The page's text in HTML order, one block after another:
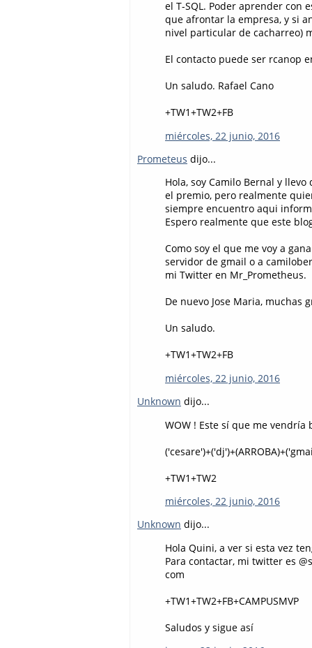
el T-SQL. Poder aprender con
que afrontar la empresa, y si
nivel particular de cacharreo)
El contacto puede ser rcanop
Un saludo. Rafael Cano
+TW1+TW2+FB
miércoles, 22 junio, 2016
Prometeus dijo...
Hola, soy Camilo Bernal y
el premio, pero realmente
siempre encuentro aqui
Espero realmente que este
Como soy el que me voy a
servidor de gmail o a
mi Twitter en Mr_Prometheus.
De nuevo Jose Maria, muchas
Un saludo.
+TW1+TW2+FB
miércoles, 22 junio, 2016
Unknown dijo...
WOW ! Este sí que me
+TW1+TW2
miércoles, 22 junio, 2016
Unknown dijo...
Hola Quini, a ver si esta vez
Para contactar, mi twitter es
com
+TW1+TW2+FB+CAMPUSMVP
Saludos y sigue así